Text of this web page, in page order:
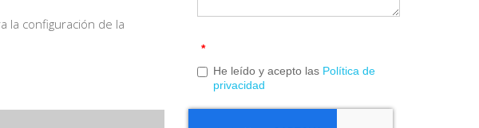
la configuración de la
*
He leído y acepto las Política de
privacidad